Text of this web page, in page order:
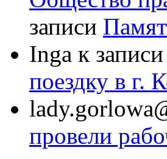
записи
Inga к записи
поездку в г.
провели